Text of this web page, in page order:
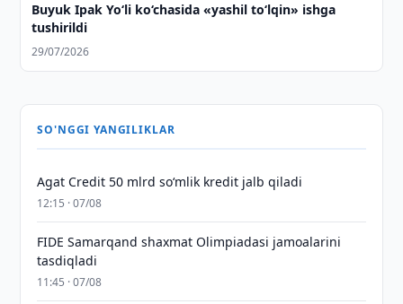
Buyuk Ipak Yo‘li ko‘chasida «yashil to‘lqin» ishga
tushirildi
29/07/2026
SO'NGGI YANGILIKLAR
Agat Credit 50 mlrd so‘mlik kredit jalb qiladi
12:15 · 07/08
FIDE Samarqand shaxmat Olimpiadasi jamoalarini
tasdiqladi
11:45 · 07/08